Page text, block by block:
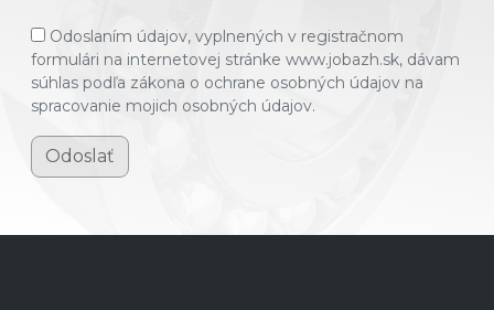
Odoslaním údajov, vyplnených v registračnom
formulári na internetovej stránke www.jobazh.sk, dávam
súhlas podľa zákona o ochrane osobných údajov na
spracovanie mojich osobných údajov.
Odoslať